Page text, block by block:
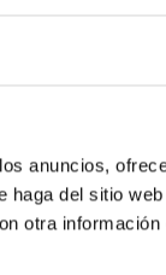
anuncios,
del sitio
otra